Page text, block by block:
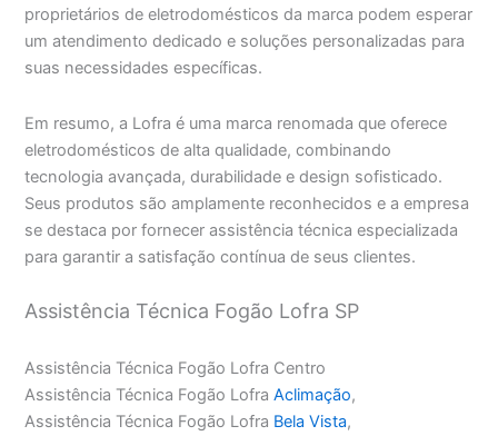
proprietários de eletrodomésticos da marca podem esperar
um atendimento dedicado e soluções personalizadas para
suas necessidades específicas.
Em resumo, a Lofra é uma marca renomada que oferece
eletrodomésticos de alta qualidade, combinando
tecnologia avançada, durabilidade e design sofisticado.
Seus produtos são amplamente reconhecidos e a empresa
se destaca por fornecer assistência técnica especializada
para garantir a satisfação contínua de seus clientes.
Assistência Técnica Fogão Lofra SP
Assistência Técnica Fogão Lofra Centro
Assistência Técnica Fogão LofraAclimação,
Assistência Técnica Fogão Lofra Bela Vista,